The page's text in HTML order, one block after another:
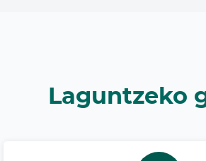
Laguntzeko